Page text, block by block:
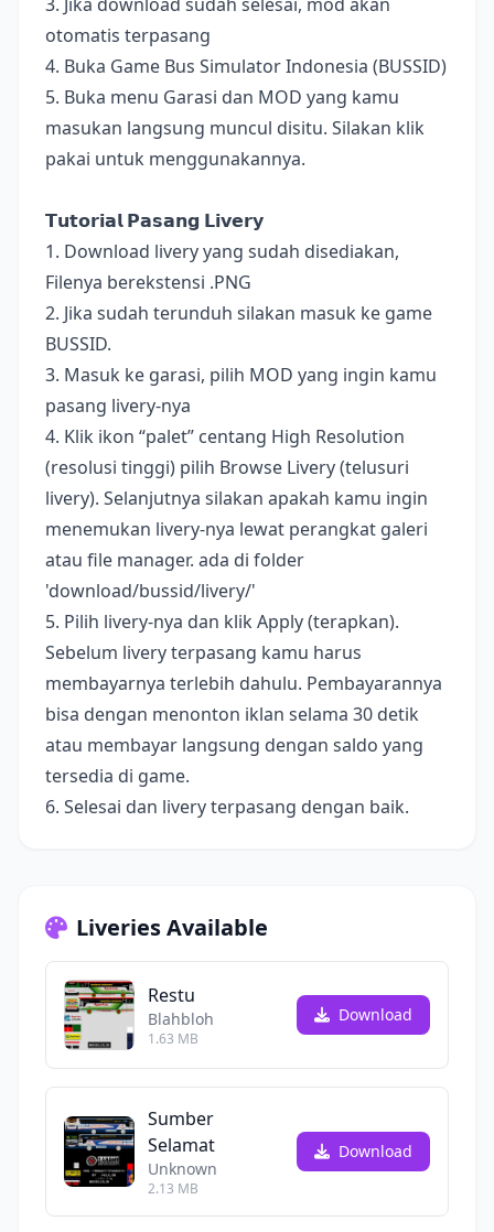
otomatis terpasang
4. Buka Game Bus Simulator Indonesia (BUSSID)
5. Buka menu Garasi dan MOD yang kamu
masukan langsung muncul disitu. Silakan klik
pakai untuk menggunakannya.
𝗧𝘂𝘁𝗼𝗿𝗶𝗮𝗹 𝗣𝗮𝘀𝗮𝗻𝗴 𝗟𝗶𝘃𝗲𝗿𝘆
1. Download livery yang sudah disediakan,
Filenya berekstensi .PNG
2. Jika sudah terunduh silakan masuk ke game
BUSSID.
3. Masuk ke garasi, pilih MOD yang ingin kamu
pasang livery-nya
4. Klik ikon “palet” centang High Resolution
(resolusi tinggi) pilih Browse Livery (telusuri
livery). Selanjutnya silakan apakah kamu ingin
menemukan livery-nya lewat perangkat galeri
atau file manager. ada di folder
'download/bussid/livery/'
5. Pilih livery-nya dan klik Apply (terapkan).
Sebelum livery terpasang kamu harus
membayarnya terlebih dahulu. Pembayarannya
bisa dengan menonton iklan selama 30 detik
atau membayar langsung dengan saldo yang
tersedia di game.
6. Selesai dan livery terpasang dengan baik.
Liveries Available
Restu
Blahbloh
1.63 MB
Download
Sumber
Selamat
Unknown
2.13 MB
Download